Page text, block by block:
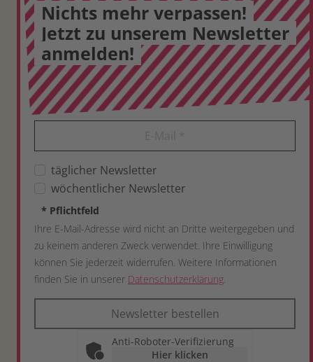
Nichts mehr verpassen!
Jetzt zu unserem Newsletter
anmelden!
täglicher Newsletter
wöchentlicher Newsletter
* Pflichtfeld
Ihre E-Mail-Adresse wird nicht an Dritte weitergegeben und
zu keinem anderen Zweck verwendet. Ihre Einwilligung
können Sie jederzeit widerrufen. Weitere Informationen
finden Sie in unserer Datenschutzerklärung.
Newsletter bestellen
Anti-Roboter-Verifizierung
Hier klicken